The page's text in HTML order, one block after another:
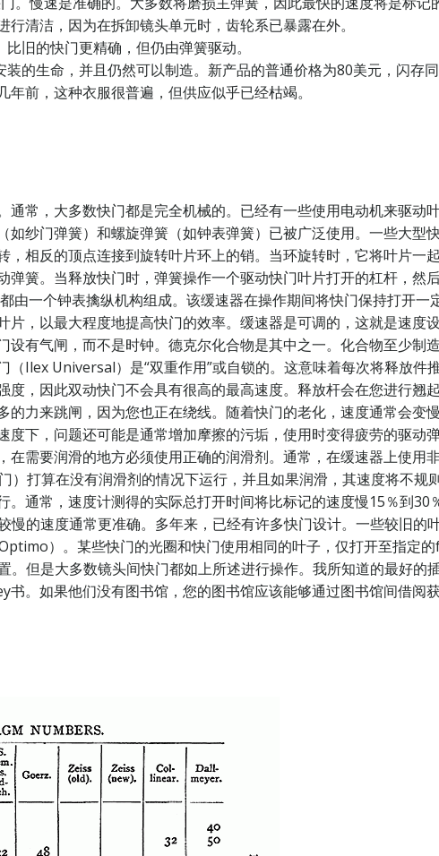
清洁，因为在拆卸镜头单元时，齿轮系已暴露在外。
旧的快门更精确，但仍由弹簧驱动。
的生命，并且仍然可以制造。新产品的普通价格为80美元，闪存
前，这种衣服很普遍，但供应似乎已经枯竭。
常，大多数快门都是完全机械的。已经有一些使用电动机来驱动
纱门弹簧）和螺旋弹簧（如钟表弹簧）已被广泛使用。一些大型
相反的顶点连接到旋转叶片环上的销。当环旋转时，它将叶片一
簧。当释放快门时，弹簧操作一个驱动快门叶片打开的杠杆，然
由一个钟表擒纵机构组成。该缓速器在操作期间将快门保持打开一
，以最大程度地提高快门的效率。缓速器是可调的，这就是速度
有气闸，而不是时钟。德克尔化合物是其中之一。化合物至少制
Ilex Universal）是“双重作用”或自锁的。这意味着每次将释放件
，因此双动快门不会具有很高的最高速度。释放杆会在您进行翘
力来跳闸，因为您也正在绕线。随着快门的老化，速度通常会变
下，问题还可能是通常增加摩擦的污垢，使用时变得疲劳的驱动
需要润滑的地方必须使用正确的润滑剂。通常，在缓速器上使用
打算在没有润滑剂的情况下运行，并且如果润滑，其速度将不规
通常，速度计测得的实际总打开时间将比标记的速度慢15％到30
的速度通常更准确。多年来，已经有许多快门设计。一些较旧的
）。某些快门的光圈和快门使用相同的叶子，仅打开至指定
但是大多数镜头间快门都如上所述进行操作。我所知道的最好的
。如果他们没有图书馆，您的图书馆应该能够通过图书馆间借阅